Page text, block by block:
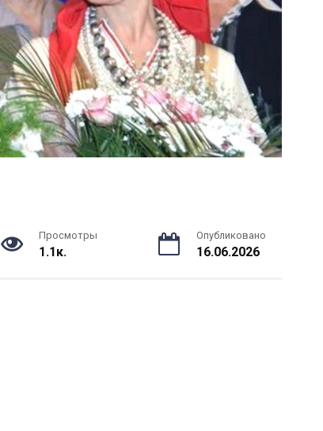
Просмотры
1.1к.
Опубликовано
16.06.2026